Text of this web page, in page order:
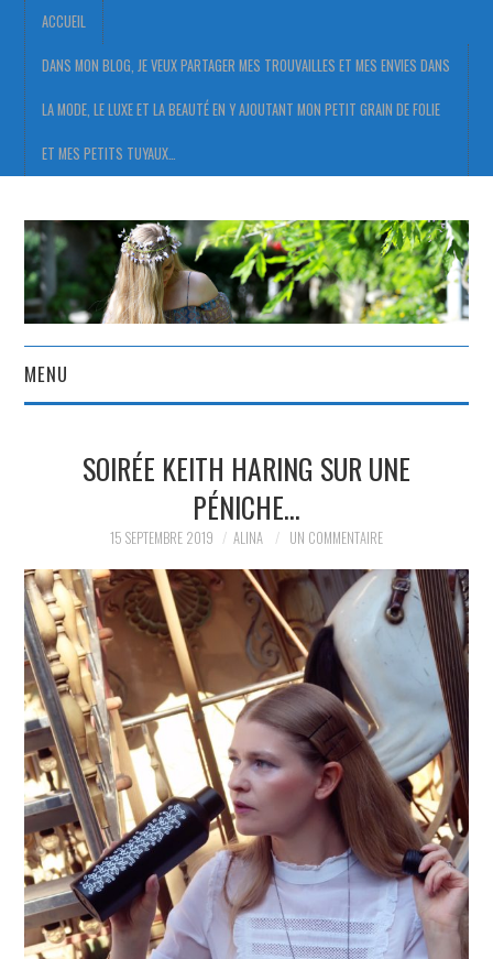
ACCUEIL
DANS MON BLOG, JE VEUX PARTAGER MES TROUVAILLES ET MES ENVIES DANS
LA MODE, LE LUXE ET LA BEAUTÉ EN Y AJOUTANT MON PETIT GRAIN DE FOLIE
ET MES PETITS TUYAUX…
MENU
DANS MON BLOG, JE VEUX
PARTAGER MES
TROUVAILLES ET MES
ENVIES DANS LA MODE, LE
LUXE ET LA BEAUTÉ EN Y
AJOUTANT MON PETIT
GRAIN DE FOLIE ET MES
PETITS TUYAUX…
SOIRÉE KEITH HARING SUR UNE
PÉNICHE…
15 SEPTEMBRE 2019 ALINA UN COMMENTAIRE